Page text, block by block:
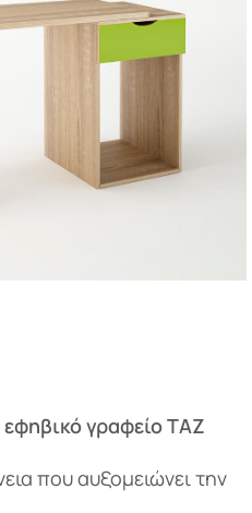
γραφείο ΤΑΖ
που αυξομειώνει την